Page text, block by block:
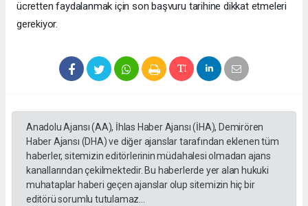
ücretten faydalanmak için son başvuru tarihine dikkat etmeleri
gerekiyor.
Anadolu Ajansı (AA), İhlas Haber Ajansı (İHA), Demirören
Haber Ajansı (DHA) ve diğer ajanslar tarafından eklenen tüm
haberler, sitemizin editörlerinin müdahalesi olmadan ajans
kanallarından çekilmektedir. Bu haberlerde yer alan hukuki
muhataplar haberi geçen ajanslar olup sitemizin hiç bir
editörü sorumlu tutulamaz...